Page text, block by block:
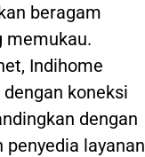
beragam
memukau.
Indihome
koneksi
dengan
penyedia layanan